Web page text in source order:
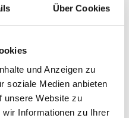
Über Cookies
und Anzeigen zu
soziale Medien anbieten
unsere Website zu
Informationen zu Ihrer
3 Tage